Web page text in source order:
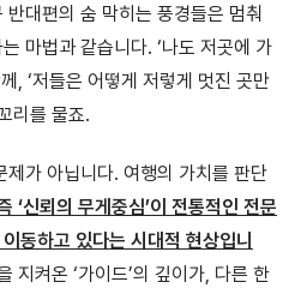
대편의 숨 막히는 풍경들은 멈춰
마법과 같습니다. ‘나도 저곳에 가
, ‘저들은 어떻게 저렇게 멋진 곳만
리를 물죠.
제가 아닙니다. 여행의 가치를 판단
‘신뢰의 무게중심’이 전통적인 전문
동하고 있다는 시대적 현상입니
지켜온 ‘가이드’의 깊이가, 다른 한